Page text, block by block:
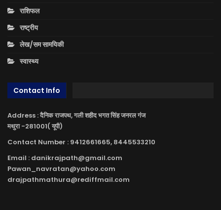
राशिफल
राष्ट्रीय
लेख/सम सामयिकी
स्वास्थ्य
Contact Info
Address : दैनिक राजपथ, गली शहीद भगत सिंह जनरल गंज
मथुरा -281001( यूपी)
Contact Number : 9412661665, 8445533210
Email : danikrajpath@gmail.com
Pawan_navratan@yahoo.com
drajpathmathura@rediffmail.com